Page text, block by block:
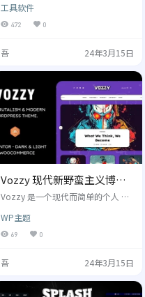
脑使用第三方键盘的体验
应用程序，用于在 macOS Sierra 或
者更高版本的 mac 系统上进行键盘
自定义映射，从而让任何输入设备
效率。 Karabiner-Elements 在 mac
工具软件
472 0
吾 24年3月15日
Vozzy 现代新野蛮主义博客
网站WordPress模板
Vozzy 是一个现代而简单的个人 W
设计。适用于任何类型的博客或个
人网站。 使用 Elementor，让您轻
松使用拖放元素，这些元素将帮助
何自定义页眉、页脚和块帖子，因
容的呈现方式。 如果您正在寻找一
WP主题
69 0
吾 24年3月15日